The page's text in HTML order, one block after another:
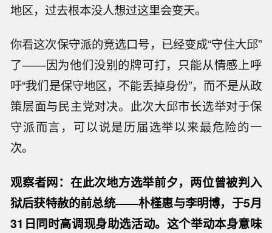
地区，过去根本没人想过这里会变天。
你看这次保守派的竞选口号，已经变成“守住大邱”
了——因为他们没别的牌可打，只能从情感上呼
吁“我们是保守地区，不能丢掉身份”，而不是从政
策层面与民主党对决。此次大邱市长选举对于保
守派而言，可以说是历届选举以来最危险的一
次。
观察者网：在此次地方选举前夕，两位曾被判入
狱后获特赦的前总统——朴槿惠与李明博，于5月
31日同时高调现身助选活动。这个举动本身意味